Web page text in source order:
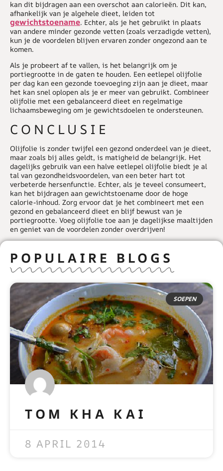
kan dit bijdragen aan een overschot aan calorieën. Dit kan,
afhankelijk van je algehele dieet, leiden tot
gewichtstoename. Echter, als je het gebruikt in plaats
van andere minder gezonde vetten (zoals verzadigde vetten),
kun je de voordelen blijven ervaren zonder ongezond aan te
komen.
Als je probeert af te vallen, is het belangrijk om je
portiegrootte in de gaten te houden. Een eetlepel olijfolie
per dag kan een gezonde toevoeging zijn aan je dieet, maar
het kan snel oplopen als je er meer van gebruikt. Combineer
olijfolie met een gebalanceerd dieet en regelmatige
lichaamsbeweging om je gewichtsdoelen te ondersteunen.
CONCLUSIE
Olijfolie is zonder twijfel een gezond onderdeel van je dieet,
maar zoals bij alles geldt, is matigheid de belangrijk. Het
dagelijks gebruik van een halve eetlepel olijfolie biedt je al
tal van gezondheidsvoordelen, van een beter hart tot
verbeterde hersenfunctie. Echter, als je teveel consumeert,
kan het bijdragen aan gewichtstoename door de hoge
calorie-inhoud. Zorg ervoor dat je het combineert met een
gezond en gebalanceerd dieet en blijf bewust van je
portiegrootte. Voeg olijfolie toe aan je dagelijkse maaltijden
en geniet van de voordelen zonder overdrijven!
POPULAIRE BLOGS
SOEPEN
TOM KHA KAI
8 APRIL 2014